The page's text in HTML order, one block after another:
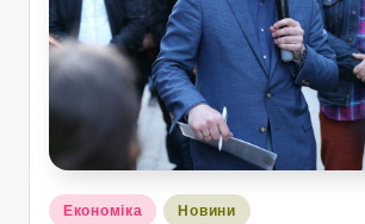
Опубліковано
Економіка Новини